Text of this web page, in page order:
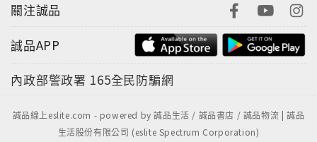
關注誠品
誠品APP
內政部警政署 165全民防騙網
誠品線上eslite.com - powered by 誠品生活 / 誠品書店 / 誠品物流 | 誠品
生活股份有限公司 (eslite Spectrum Corporation)